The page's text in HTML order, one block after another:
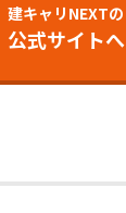
建キャリNEXTの
公式サイトへ